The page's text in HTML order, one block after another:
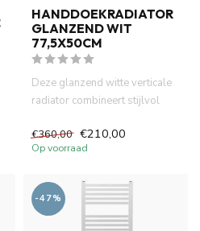
HANDDOEKRADIATOR
GLANZEND WIT
77,5X50CM
Deze glanzend witte verticale
radiator combineert stijlvol
€360,00 €210,00
Op voorraad
-47%